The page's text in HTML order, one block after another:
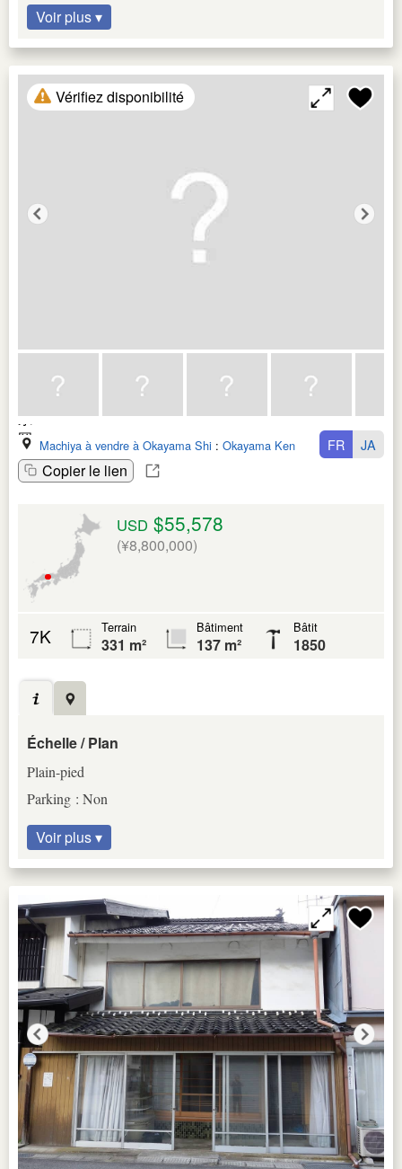
Voir plus ▾
Vérifiez disponibilité
Machiya à vendre à Okayama Shi : Okayama Ken
Copier le lien
FR JA
USD $55,578
(¥8,800,000)
7K Terrain
331 m²
Bâtiment
137 m²
Bâtit
1850
Échelle / Plan
Plain-pied
Parking : Non
Voir plus ▾